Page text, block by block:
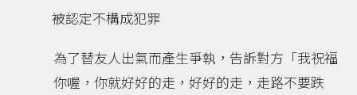
被認定不構成犯罪
為了替友人出氣而產生爭執，告訴對方「我祝福
你喔，你就好好的走，好好的走，走路不要跌